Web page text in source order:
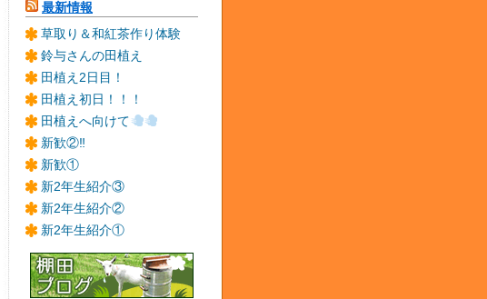
最新情報
草取り＆和紅茶作り体験
鈴与さんの田植え
田植え2日目！
田植え初日！！！
田植えへ向けて
新歓②‼
新歓①
新2年生紹介③
新2年生紹介②
新2年生紹介①